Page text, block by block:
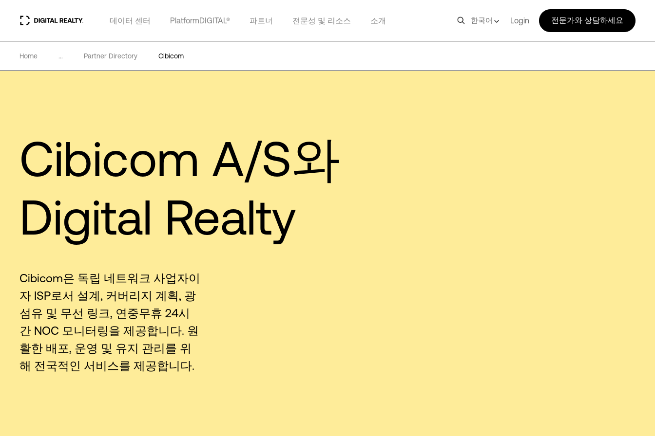
데이터 센터 PlatformDIGITAL® 파트너 전문성 및 리소스 소개 한국어 Login 전문가와 상담하세요
Home ... Partner Directory Cibicom
Cibicom A/S와
Digital Realty
Cibicom은 독립 네트워크 사업자이
자 ISP로서 설계, 커버리지 계획, 광
섬유 및 무선 링크, 연중무휴 24시
간 NOC 모니터링을 제공합니다. 원
활한 배포, 운영 및 유지 관리를 위
해 전국적인 서비스를 제공합니다.